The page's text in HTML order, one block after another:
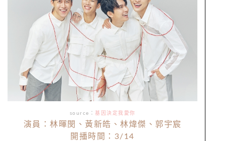
source： 基因決定我愛你
演員：林暉閔、黃新皓、林煒傑、郭宇宸
開播時間：3/14